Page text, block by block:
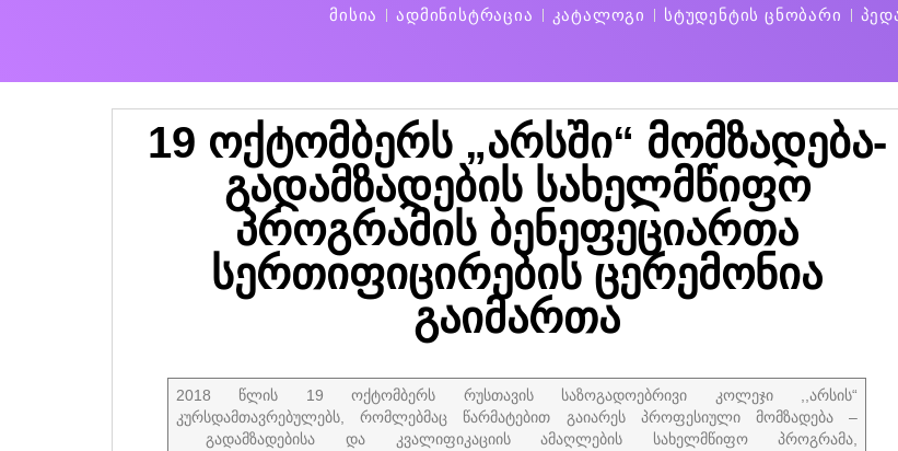
მისია ადმინისტრაცია კატალოგი სტუდენტის ცნობარი
19 ოქტომბერს „არსში“ მომზადება-
გადამზადების სახელმწიფო
პროგრამის ბენეფეციართა
სერთიფიცირების ცერემონია
გაიმართა
2018 წლის 19 ოქტომბერს რუსთავის საზოგადოებრივი კოლეჯი ,,არსის“
კურსდამთავრებულებს, რომლებმაც წარმატებით გაიარეს პროფესიული მომზადება –
გადამზადებისა და კვალიფიკაციის ამაღლების სახელმწიფო პროგრამა,